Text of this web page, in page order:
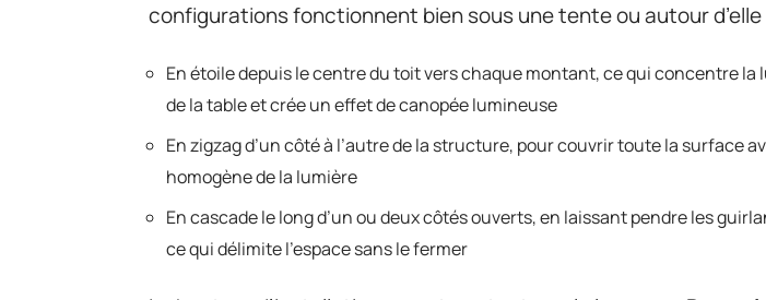
configurations fonctionnent bien sous une tente ou autour d’elle
En étoile depuis le centre du toit vers chaque montant, ce qui concentre la
de la table et crée un effet de canopée lumineuse
En zigzag d’un côté à l’autre de la structure, pour couvrir toute la surface
homogène de la lumière
En cascade le long d’un ou deux côtés ouverts, en laissant pendre les
ce qui délimite l’espace sans le fermer